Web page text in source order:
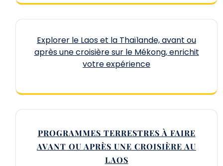
Explorer le Laos et la Thaïlande, avant ou
après une croisière sur le Mékong, enrichit
votre expérience
PROGRAMMES TERRESTRES À FAIRE
AVANT OU APRÈS UNE CROISIÈRE AU
LAOS